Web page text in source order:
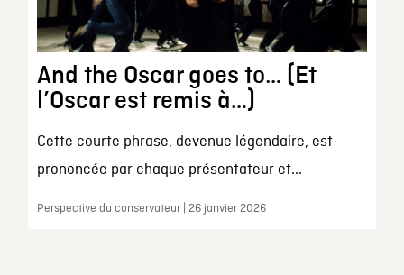
And the Oscar goes to… (Et
l’Oscar est remis à…)
Cette courte phrase, devenue légendaire, est
prononcée par chaque présentateur et...
Perspective du conservateur | 26 janvier 2026